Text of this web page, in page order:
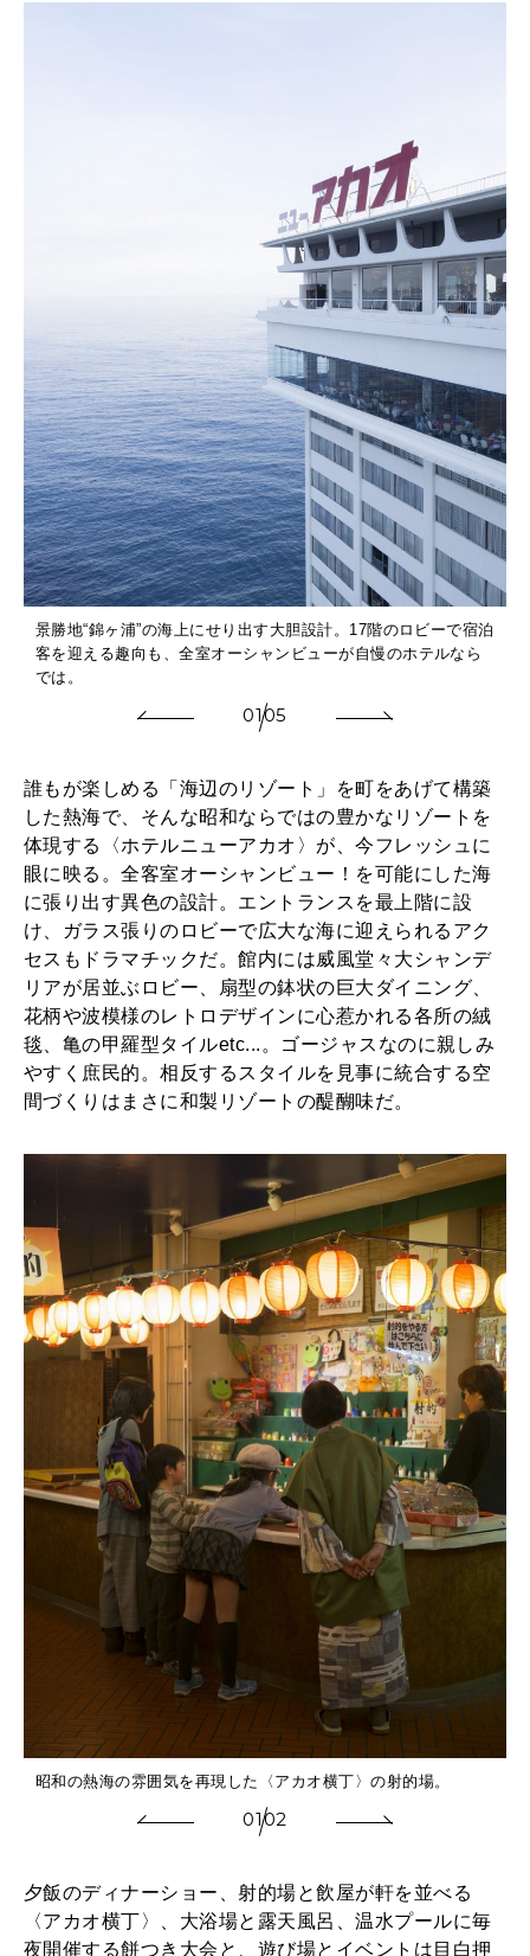
景勝地“錦ヶ浦”の海上にせり出す大胆設計。17階のロビーで宿泊
客を迎える趣向も、全室オーシャンビューが自慢のホテルなら
では。
0105
誰もが楽しめる「海辺のリゾート」を町をあげて構築
した熱海で、そんな昭和ならではの豊かなリゾートを
体現する〈ホテルニューアカオ〉が、今フレッシュに
眼に映る。全客室オーシャンビュー！を可能にした海
に張り出す異色の設計。エントランスを最上階に設
け、ガラス張りのロビーで広大な海に迎えられるアク
セスもドラマチックだ。館内には威風堂々大シャンデ
リアが居並ぶロビー、扇型の鉢状の巨大ダイニング、
花柄や波模様のレトロデザインに心惹かれる各所の絨
毯、亀の甲羅型タイルetc...。ゴージャスなのに親しみ
やすく庶民的。相反するスタイルを見事に統合する空
間づくりはまさに和製リゾートの醍醐味だ。
昭和の熱海の雰囲気を再現した〈アカオ横丁〉の射的場。
0102
夕飯のディナーショー、射的場と飲屋が軒を並べる
〈アカオ横丁〉、大浴場と露天風呂、温水プールに毎
夜開催する餅つき大会と、遊び場とイベントは目白押